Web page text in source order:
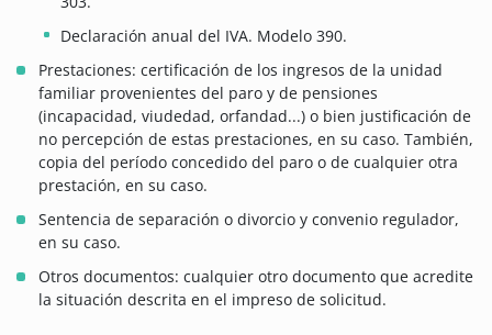
Declaración anual del IVA. Modelo 390.
Prestaciones: certificación de los ingresos de la unidad
familiar provenientes del paro y de pensiones
(incapacidad, viudedad, orfandad...) o bien justificación de
no percepción de estas prestaciones, en su caso. También,
copia del período concedido del paro o de cualquier otra
prestación, en su caso.
Sentencia de separación o divorcio y convenio regulador,
en su caso.
Otros documentos: cualquier otro documento que acredite
la situación descrita en el impreso de solicitud.